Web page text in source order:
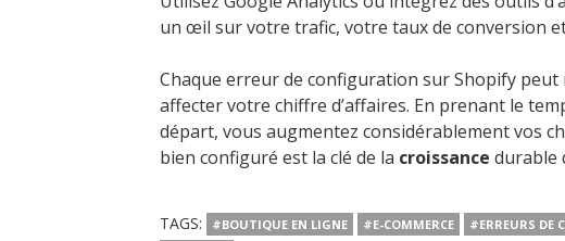
un œil sur votre trafic, votre taux de conversion
Chaque erreur de configuration sur Shopify
affecter votre chiffre d’affaires. En prenant le
départ, vous augmentez considérablement vos
bien configuré est la clé de la croissance durable
TAGS: #BOUTIQUE EN LIGNE #E-COMMERCE #ERREURS DE